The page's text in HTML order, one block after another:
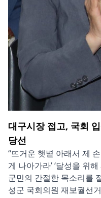
대구시장 접고, 국회
당선
“뜨거운 햇볕 아래서 제
게 나아가라’ ‘달성을 위
군민의 간절한 목소리를
성군 국회의원 재보궐선